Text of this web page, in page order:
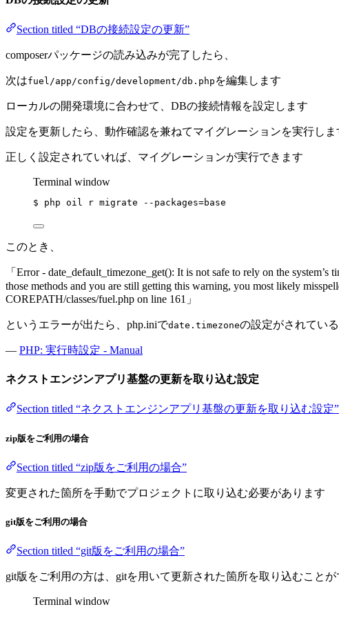
Section titled “DBの接続設定の更新”
composerパッケージの読み込みが完了したら、
次はfuel/app/config/development/db.php を編集します
ローカルの開発環境に合わせて、DBの接続情報を設定します
設定を更新したら、動作確認を兼ねてマイグレーションを実行しま
正しく設定されていれば、マイグレーションが実行できます
Terminal window
$ php oil r migrate --packages=base
このとき、
「Error - date_default_timezone_get(): It is not safe to rely on the system’s
those methods and you are still getting this warning, you most likely
COREPATH/classes/fuel.php on line 161」
というエラーが出たら、php.iniでdate.timezoneの設定がされてい
— PHP: 実行時設定 - Manual
ネクストエンジンアプリ基盤の更新を取り込む設定
Section titled “ネクストエンジンアプリ基盤の更新を取り込む設定”
zip版をご利用の場合
Section titled “zip版をご利用の場合”
変更された箇所を手動でプロジェクトに取り込む必要があります
git版をご利用の場合
Section titled “git版をご利用の場合”
git版をご利用の方は、gitを用いて更新された箇所を取り込むことが
Terminal window